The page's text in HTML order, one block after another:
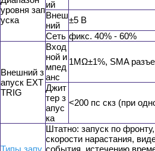
уровня зап
уска
ий
Внеш
ний
±5 В
Сеть фикс. 40% - 60%
Внешний з
апуск EXT
TRIG
Вход
ной и
мпед
анс
1MΩ±1%, SMA
Джит
тер з
апус
ка
<200 пс скз (при
Типы запу
Штатно: запуск по
скорости нарастания,
события, истечению